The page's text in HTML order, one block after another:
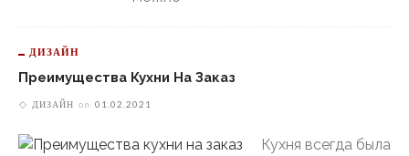
ДИЗАЙН
Преимущества Кухни На Заказ
ДИЗАЙН on 01.02.2021
Кухня всегда была